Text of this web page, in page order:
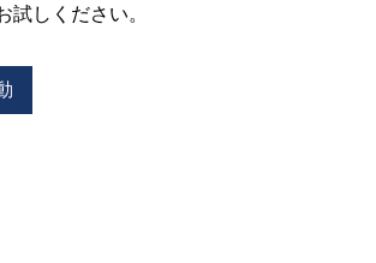
しください。